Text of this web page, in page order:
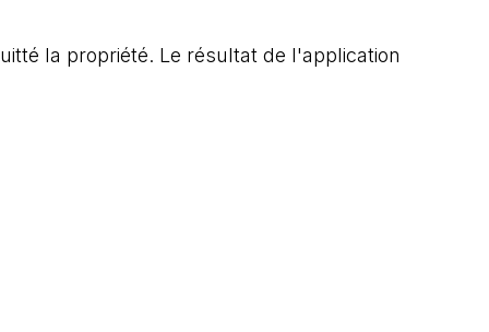
la propriété. Le résultat de l'application